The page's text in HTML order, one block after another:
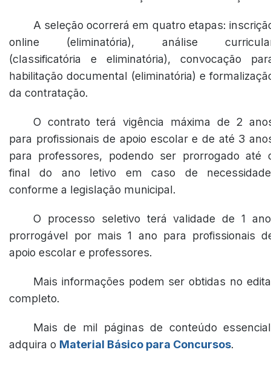
A seleção ocorrerá em quatro etapas:
online (eliminatória), análise
(classificatória e eliminatória), convocação
habilitação documental (eliminatória) e
da contratação.
O contrato terá vigência máxima de 2
para profissionais de apoio escolar e de até 3
para professores, podendo ser prorrogado até
final do ano letivo em caso de
conforme a legislação municipal.
O processo seletivo terá validade de 1
prorrogável por mais 1 ano para profissionais
apoio escolar e professores.
Mais informações podem ser obtidas no
completo.
Mais de mil páginas de conteúdo
adquira o Material Básico para Concursos.